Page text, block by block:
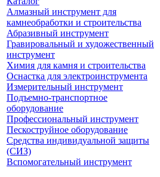
Алмазный инструмент для
камнеобработки и строительства
Абразивный инструмент
Гравировальный и художественный
инструмент
Химия для камня и строительства
Оснастка для электроинструмента
Измерительный инструмент
Подъемно-транспортное
оборудование
Профессиональный инструмент
Пескоструйное оборудование
Средства индивидуальной защиты
(СИЗ)
Вспомогательный инструмент